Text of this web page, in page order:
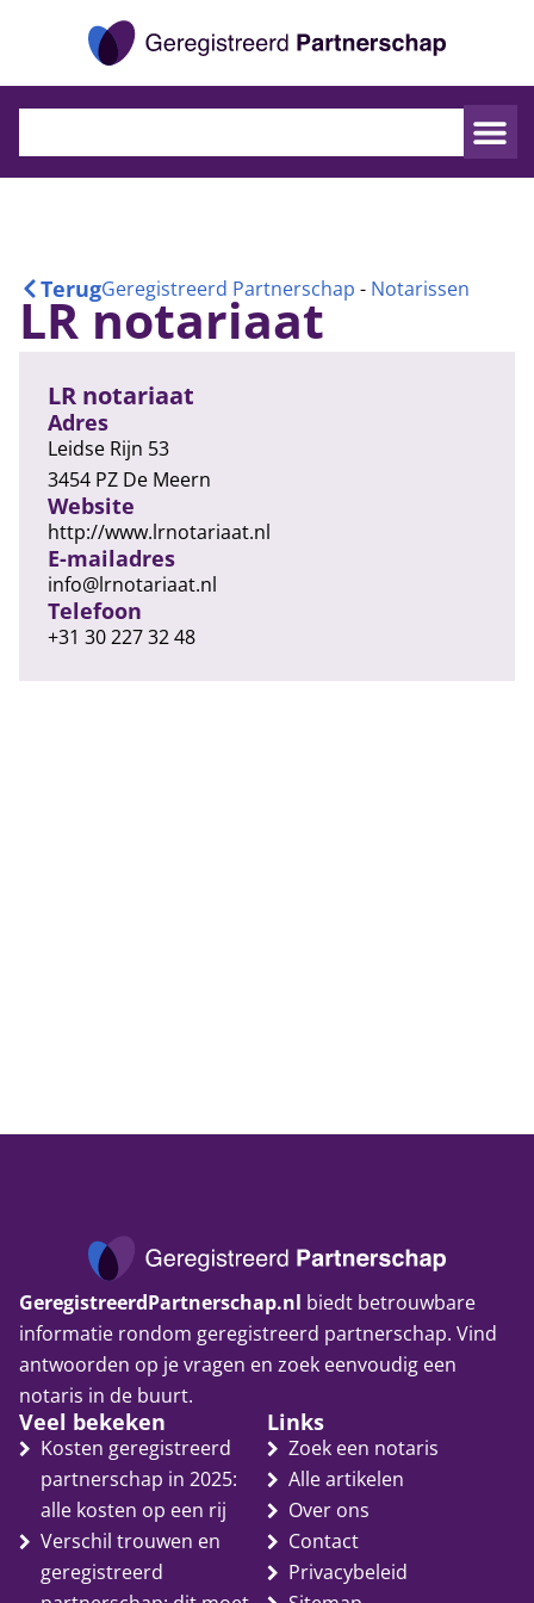
TerugGeregistreerd Partnerschap - Notarissen
LR notariaat
LR notariaat
Adres
Leidse Rijn 53
3454 PZ De Meern
Website
http://www.lrnotariaat.nl
E-mailadres
info@lrnotariaat.nl
Telefoon
+31 30 227 32 48
GeregistreerdPartnerschap.nl biedt betrouwbare
informatie rondom geregistreerd partnerschap. Vind
antwoorden op je vragen en zoek eenvoudig een
notaris in de buurt.
Veel bekeken
Kosten geregistreerd
partnerschap in 2025:
alle kosten op een rij
Verschil trouwen en
geregistreerd
Links
Zoek een notaris
Alle artikelen
Over ons
Contact
Privacybeleid